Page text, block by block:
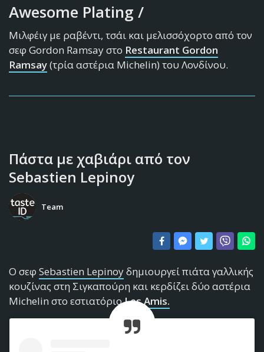
Awesome Plating /
Μιλφέιγ με ραβέντι, τσάι και μελισσόχορτο από τον
σεφ Gordon Ramsay στο Restaurant Gordon
Ramsay(τρία αστέρια Michelin) του Λονδίνου.
Πάστα με χαβιάρι από τον
Sebastien Lepinoy
Team
Ο σεφ Sebastien Lepinoyδημιουργεί πιάτα γαλλικής
κουζίνας στη Σιγκαπούρη και κερδίζει δύο αστέρια
Michelin στο εστιατόριοLes Amis.